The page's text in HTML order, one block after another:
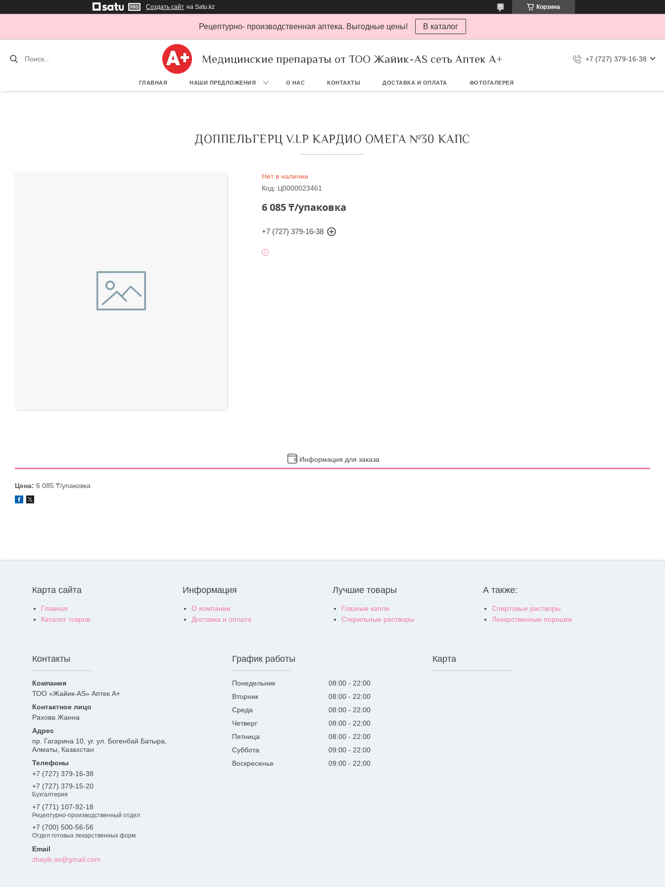
Создать сайт на Satu.kz Корзина
Рецептурно- производственная аптека. Выгодные цены! В каталог
Медицинские препараты от ТОО Жайик-AS сеть Аптек А+ +7 (727) 379-16-38
ГЛАВНАЯ НАШИ ПРЕДЛОЖЕНИЯ О НАС КОНТАКТЫ ДОСТАВКА И ОПЛАТА ФОТОГАЛЕРЕЯ
ДОППЕЛЬГЕРЦ V.I.P КАРДИО ОМЕГА №30 КАПС
Нет в наличии
Код: Ц0000023461
6 085 ₸/упаковка
+7 (727) 379-16-38
Информация для заказа
Цена: 6 085 ₸/упаковка
Карта сайта
Главная
Каталог товров
Информация
О компании
Доставка и оплата
Лучшие товары
Глазные капли
Стерильные растворы
А также:
Спиртовые растворы
Лекарственные порошки
Контакты
ТОО «Жайик-AS» Аптек А+
Рахова Жанна
пр. Гагарина 10, уг. ул. Богенбай Батыра,
Алматы, Казахстан
+7 (727) 379-16-38
+7 (727) 379-15-20
Бухгалтерия
+7 (771) 107-92-18
Рецептурно-производственный отдел
+7 (700) 500-56-56
Отдел готовых лекарственных форм
zhayik.as@gmail.com
График работы
Понедельник 08:00
22:00
Вторник
08:00
22:00
Среда
08:00
22:00
Четверг
08:00
22:00
Пятница
08:00
22:00
Суббота
09:00
22:00
Воскресенье
09:00 22:00
Карта